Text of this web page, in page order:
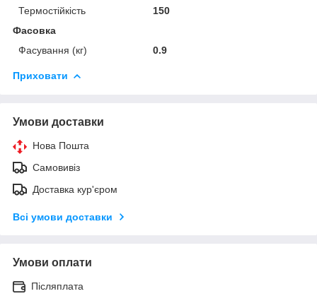
Термостійкість
150
Фасовка
Фасування (кг)
0.9
Приховати
Умови доставки
Нова Пошта
Самовивіз
Доставка кур'єром
Всі умови доставки
Умови оплати
Післяплата